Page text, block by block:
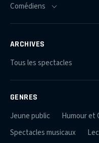
ARCHIVES
Tous les spectacles
GENRES
Jeune public
Humour et
Spectacles musicaux